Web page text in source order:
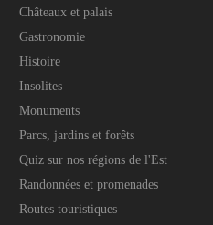
Châteaux et palais
Gastronomie
Histoire
Insolites
Monuments
Parcs, jardins et forêts
Quiz sur nos régions de l'Est
Randonnées et promenades
Routes touristiques